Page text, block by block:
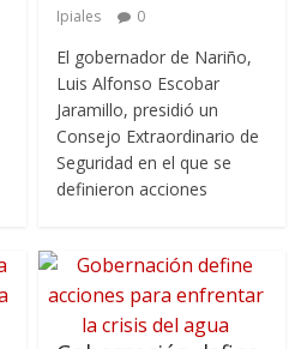
Ipiales 0
El gobernador de Nariño,
Luis Alfonso Escobar
Jaramillo, presidió un
Consejo Extraordinario de
Seguridad en el que se
definieron acciones